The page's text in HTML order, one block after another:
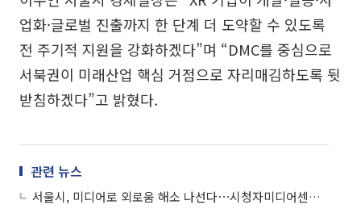
업화·글로벌 진출까지 한 단계 더 도약할 수 있도록
전 주기적 지원을 강화하겠다”며 “DMC를 중심으로
서북권이 미래산업 핵심 거점으로 자리매김하도록 뒷
받침하겠다”고 밝혔다.
관련 뉴스
서울시, 미디어로 외로움 해소 나선다⋯시청자미디어센터와 협약